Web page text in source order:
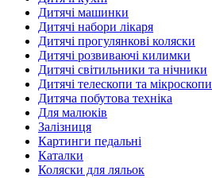
Дитячі машинки
Дитячі набори лікаря
Дитячі прогулянкові коляски
Дитячі розвиваючі килимки
Дитячі світильники та нічники
Дитячі телескопи та мікроскопи
Дитяча побутова техніка
Для малюків
Залізниця
Картинги педальні
Каталки
Коляски для ляльок